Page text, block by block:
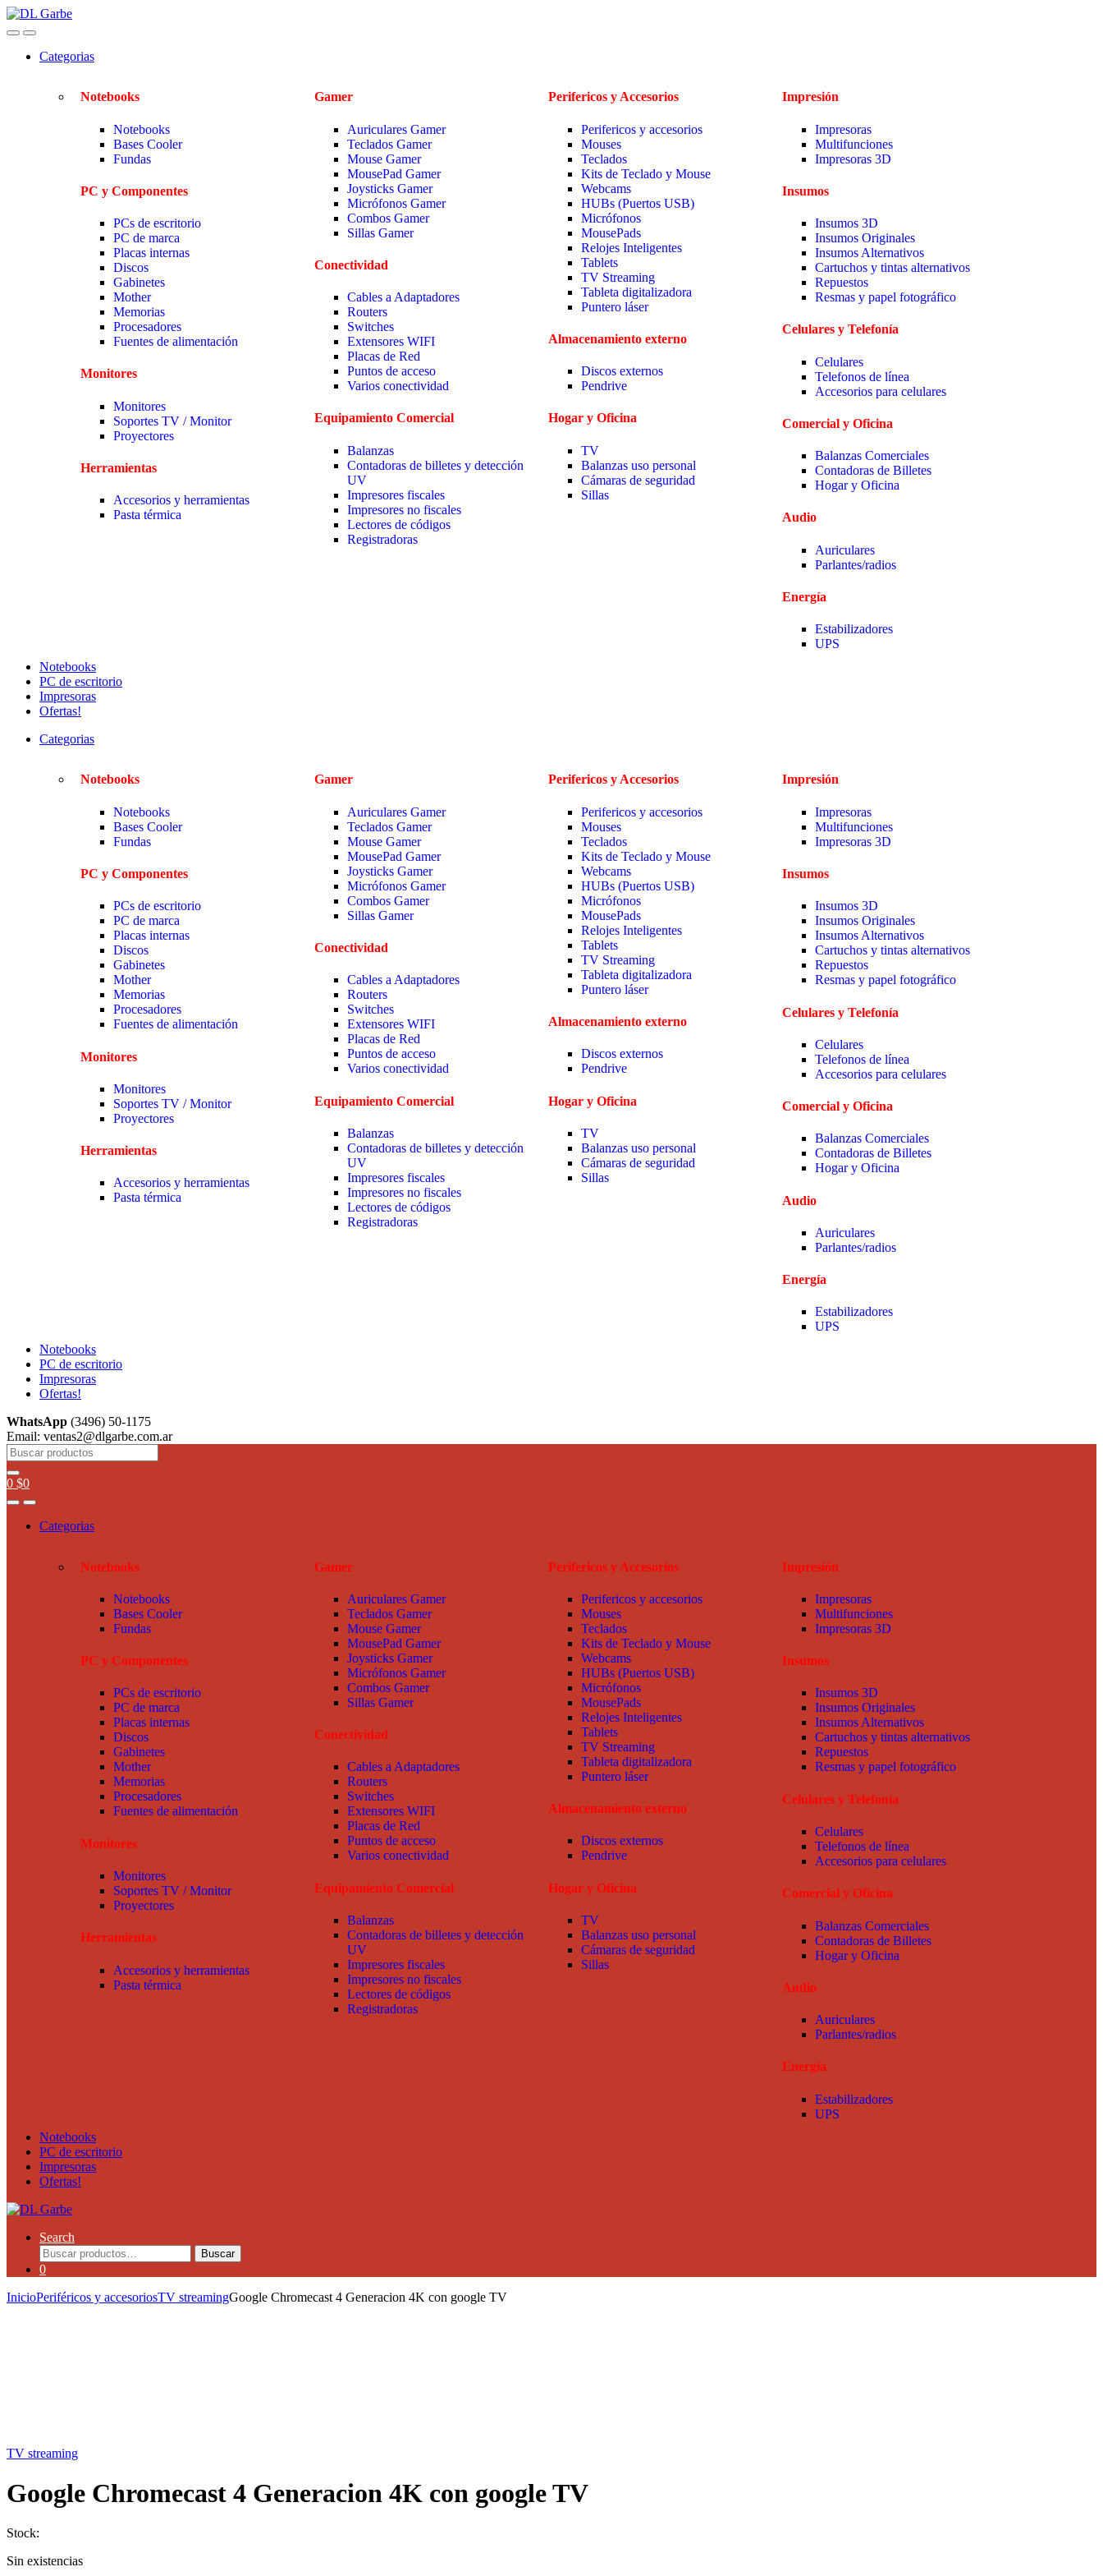
Categorias
Notebooks
Notebooks
Bases Cooler
Fundas
PC y Componentes
PCs de escritorio
PC de marca
Placas internas
Discos
Gabinetes
Mother
Memorias
Procesadores
Fuentes de alimentación
Monitores
Monitores
Soportes TV / Monitor
Proyectores
Herramientas
Accesorios y herramientas
Pasta térmica
Gamer
Auriculares Gamer
Teclados Gamer
Mouse Gamer
MousePad Gamer
Joysticks Gamer
Micrófonos Gamer
Combos Gamer
Sillas Gamer
Conectividad
Cables a Adaptadores
Routers
Switches
Extensores WIFI
Placas de Red
Puntos de acceso
Varios conectividad
Equipamiento Comercial
Balanzas
Contadoras de billetes y detección
UV
Impresores fiscales
Impresores no fiscales
Lectores de códigos
Registradoras
Perifericos y Accesorios
Perifericos y accesorios
Mouses
Teclados
Kits de Teclado y Mouse
Webcams
HUBs (Puertos USB)
Micrófonos
MousePads
Relojes Inteligentes
Tablets
TV Streaming
Tableta digitalizadora
Puntero láser
Almacenamiento externo
Discos externos
Pendrive
Hogar y Oficina
TV
Balanzas uso personal
Cámaras de seguridad
Sillas
Impresión
Impresoras
Multifunciones
Impresoras 3D
Insumos
Insumos 3D
Insumos Originales
Insumos Alternativos
Cartuchos y tintas alternativos
Repuestos
Resmas y papel fotográfico
Celulares y Telefonía
Celulares
Telefonos de línea
Accesorios para celulares
Comercial y Oficina
Balanzas Comerciales
Contadoras de Billetes
Hogar y Oficina
Audio
Auriculares
Parlantes/radios
Energía
Estabilizadores
UPS
Notebooks
PC de escritorio
Impresoras
Ofertas!
Categorias
Notebooks
Notebooks
Bases Cooler
Fundas
PC y Componentes
PCs de escritorio
PC de marca
Placas internas
Discos
Gabinetes
Mother
Memorias
Procesadores
Fuentes de alimentación
Monitores
Monitores
Soportes TV / Monitor
Proyectores
Herramientas
Accesorios y herramientas
Pasta térmica
Gamer
Auriculares Gamer
Teclados Gamer
Mouse Gamer
MousePad Gamer
Joysticks Gamer
Micrófonos Gamer
Combos Gamer
Sillas Gamer
Conectividad
Cables a Adaptadores
Routers
Switches
Extensores WIFI
Placas de Red
Puntos de acceso
Varios conectividad
Equipamiento Comercial
Balanzas
Contadoras de billetes y detección
UV
Impresores fiscales
Impresores no fiscales
Lectores de códigos
Registradoras
Perifericos y Accesorios
Perifericos y accesorios
Mouses
Teclados
Kits de Teclado y Mouse
Webcams
HUBs (Puertos USB)
Micrófonos
MousePads
Relojes Inteligentes
Tablets
TV Streaming
Tableta digitalizadora
Puntero láser
Almacenamiento externo
Discos externos
Pendrive
Hogar y Oficina
TV
Balanzas uso personal
Cámaras de seguridad
Sillas
Impresión
Impresoras
Multifunciones
Impresoras 3D
Insumos
Insumos 3D
Insumos Originales
Insumos Alternativos
Cartuchos y tintas alternativos
Repuestos
Resmas y papel fotográfico
Celulares y Telefonía
Celulares
Telefonos de línea
Accesorios para celulares
Comercial y Oficina
Balanzas Comerciales
Contadoras de Billetes
Hogar y Oficina
Audio
Auriculares
Parlantes/radios
Energía
Estabilizadores
UPS
Notebooks
PC de escritorio
Impresoras
Ofertas!
WhatsApp (3496) 50-1175
Email: ventas2@dlgarbe.com.ar
0 $0
Categorias
Notebooks
Notebooks
Bases Cooler
Fundas
PC y Componentes
PCs de escritorio
PC de marca
Placas internas
Discos
Gabinetes
Mother
Memorias
Procesadores
Fuentes de alimentación
Monitores
Monitores
Soportes TV / Monitor
Proyectores
Herramientas
Accesorios y herramientas
Pasta térmica
Gamer
Auriculares Gamer
Teclados Gamer
Mouse Gamer
MousePad Gamer
Joysticks Gamer
Micrófonos Gamer
Combos Gamer
Sillas Gamer
Conectividad
Cables a Adaptadores
Routers
Switches
Extensores WIFI
Placas de Red
Puntos de acceso
Varios conectividad
Equipamiento Comercial
Balanzas
Contadoras de billetes y detección
UV
Impresores fiscales
Impresores no fiscales
Lectores de códigos
Registradoras
Perifericos y Accesorios
Perifericos y accesorios
Mouses
Teclados
Kits de Teclado y Mouse
Webcams
HUBs (Puertos USB)
Micrófonos
MousePads
Relojes Inteligentes
Tablets
TV Streaming
Tableta digitalizadora
Puntero láser
Almacenamiento externo
Discos externos
Pendrive
Hogar y Oficina
TV
Balanzas uso personal
Cámaras de seguridad
Sillas
Impresión
Impresoras
Multifunciones
Impresoras 3D
Insumos
Insumos 3D
Insumos Originales
Insumos Alternativos
Cartuchos y tintas alternativos
Repuestos
Resmas y papel fotográfico
Celulares y Telefonía
Celulares
Telefonos de línea
Accesorios para celulares
Comercial y Oficina
Balanzas Comerciales
Contadoras de Billetes
Hogar y Oficina
Audio
Auriculares
Parlantes/radios
Energía
Estabilizadores
UPS
Notebooks
PC de escritorio
Impresoras
Ofertas!
Search
Buscar
0
InicioPeriféricos y accesoriosTV streamingGoogle Chromecast 4 Generacion 4K con google TV
TV streaming
Google Chromecast 4 Generacion 4K con google TV
Stock:
Sin existencias